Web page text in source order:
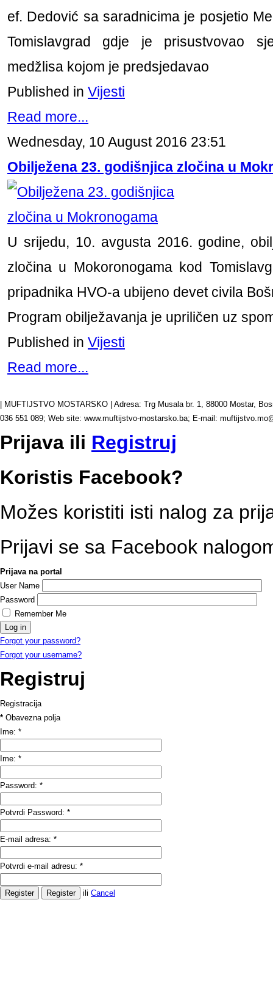
ef. Dedović sa saradnicima je posjetio
Tomislavgrad gdje je prisustvovao
medžlisa kojom je predsjedavao
Published in Vijesti
Read more...
Wednesday, 10 August 2016 23:51
Obilježena 23. godišnjica zločina u
U srijedu, 10. avgusta 2016. godine,
zločina u Mokoronogama kod
pripadnika HVO-a ubijeno devet civila
Program obilježavanja je upriličen uz
Published in Vijesti
Read more...
| MUFTIJSTVO MOSTARSKO | Adresa: Trg Musala br. 1, 88000 Mostar,
036 551 089; Web site: www.muftijstvo-mostarsko.ba; E-mail:
Prijava ili Registruj
Koristis Facebook?
Možes koristiti isti nalog za
Prijavi se sa Facebook
Prijava na portal
User Name
Password
Remember Me
Forgot your password?
Forgot your username?
Registruj
Registracija
* Obavezna polja
Ime: *
Ime: *
Password: *
Potvrdi Password: *
E-mail adresa: *
Potvrdi e-mail adresu: *
ili Cancel